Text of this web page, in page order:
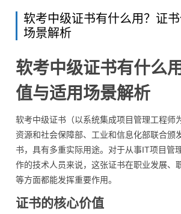
软考中级证书有什么用？证
场景解析
软考中级证书有什么
值与适用场景解析
软考中级证书（以系统集成项目管理工程师
资源和社会保障部、工业和信息化部联合颁
书，具有多重实际用途。对于从事IT项目管
作的技术人员来说，这张证书在职业发展、
等方面都能发挥重要作用。
证书的核心价值